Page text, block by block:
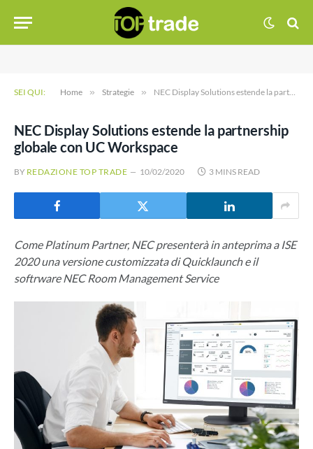
SEI QUI: Home » Strategie » NEC Display Solutions estende la partnership globale con UC Workspace
NEC Display Solutions estende la partnership
globale con UC Workspace
BY REDAZIONE TOP TRADE 10/02/2020 3 MINS READ
Come Platinum Partner, NEC presenterà in anteprima a ISE
2020 una versione customizzata di Quicklaunch e il
softrware NEC Room Management Service